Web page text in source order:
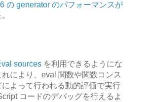
の generator のパフォーマンスが
sourcesを利用できるようにな
れにより、eval 関数や関数コンス
によって行われる動的評価で実行
コードのデバッグを行えるよ